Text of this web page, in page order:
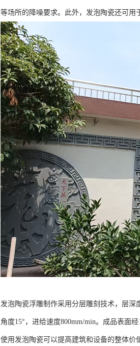
等场所的降噪要求。此外，发泡陶瓷还可用
发泡陶瓷浮雕制作采用分层雕刻技术，层深
角度15°，进给速度800mm/min。成品表面
使用发泡陶瓷可以提高建筑和设备的整体